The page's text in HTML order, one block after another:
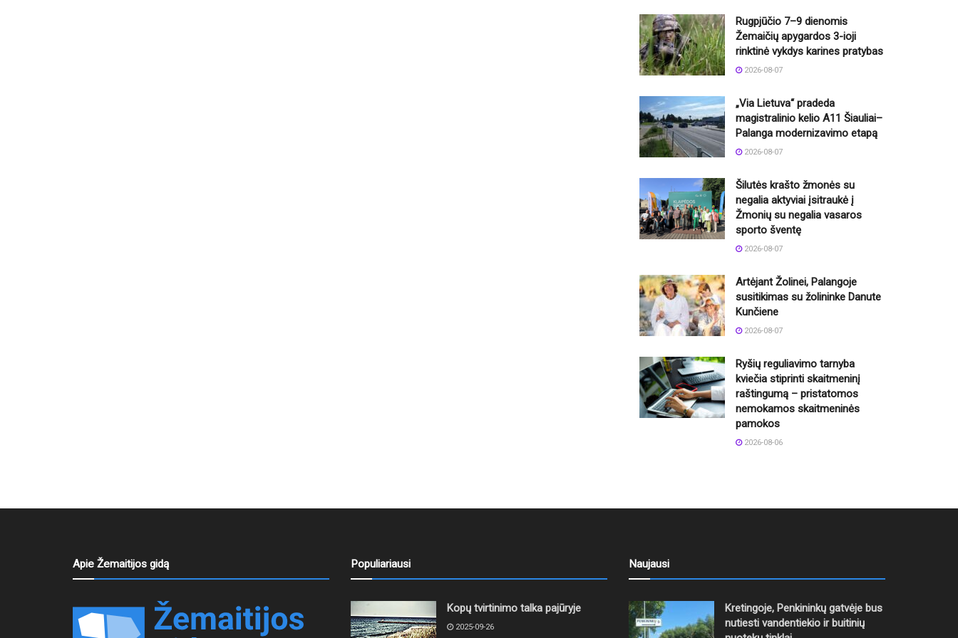
Rugpjūčio 7–9 dienomis
Žemaičių apygardos 3-ioji
rinktinė vykdys karines pratybas
2026-08-07
„Via Lietuva“ pradeda
magistralinio kelio A11 Šiauliai–
Palanga modernizavimo etapą
2026-08-07
Šilutės krašto žmonės su
negalia aktyviai įsitraukė į
Žmonių su negalia vasaros
sporto šventę
2026-08-07
Artėjant Žolinei, Palangoje
susitikimas su žolininke Danute
Kunčiene
2026-08-07
Ryšių reguliavimo tarnyba
kviečia stiprinti skaitmeninį
raštingumą – pristatomos
nemokamos skaitmeninės
pamokos
2026-08-06
Apie Žemaitijos gidą Populiariausi
Kopų tvirtinimo talka pajūryje
2025-09-26
Naujausi
Kretingoje, Penkininkų gatvėje bus
nutiesti vandentiekio ir buitinių